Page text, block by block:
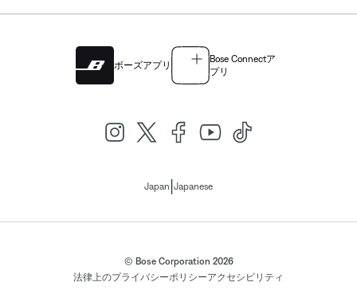
ボーズアプリ
Bose Connectア
プリ
Japan Japanese
© Bose Corporation 2026
法律上のプライバシーポリシーアクセシビリティ